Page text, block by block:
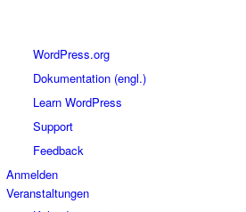
WordPress
WordPress.org
Dokumentation (engl.)
Learn WordPress
Support
Feedback
Anmelden
Veranstaltungen